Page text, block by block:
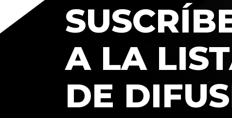
A LA
DE